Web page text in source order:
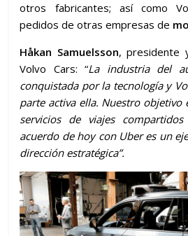
otros fabricantes; así como
pedidos de otras empresas de
Håkan Samuelsson, presidente
Volvo Cars: “La industria del
conquistada por la tecnología y
parte activa ella. Nuestro objetivo
servicios de viajes
acuerdo de hoy con Uber es un
dirección estratégica”.